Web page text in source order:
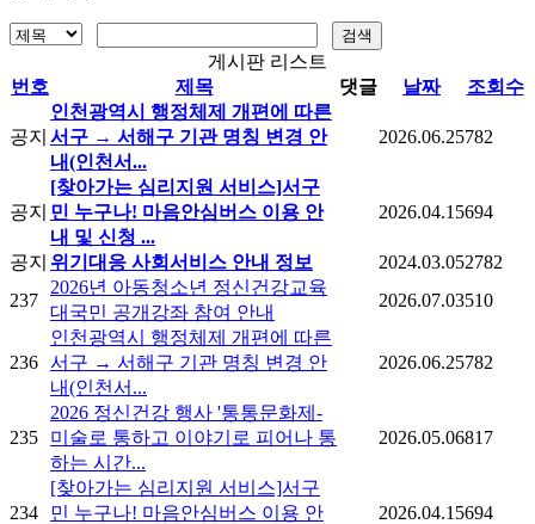
게시판 리스트
번호
제목 댓글 날짜 조회수
공지
인천광역시 행정체제 개편에 따른
서구 → 서해구 기관 명칭 변경 안
내(인천서...
2026.06.25782
공지
[찾아가는 심리지원 서비스]서구
민 누구나! 마음안심버스 이용 안
내 및 신청 ...
2026.04.15694
공지 위기대응 사회서비스 안내 정보 2024.03.052782
237
2026년 아동청소년 정신건강교육
대국민 공개강좌 참여 안내
2026.07.03510
236
인천광역시 행정체제 개편에 따른
서구 → 서해구 기관 명칭 변경 안
내(인천서...
2026.06.25782
235
2026 정신건강 행사 '통통문화제-
미술로 통하고 이야기로 피어나 통
하는 시간...
2026.05.06817
234
[찾아가는 심리지원 서비스]서구
민 누구나! 마음안심버스 이용 안
2026.04.15694